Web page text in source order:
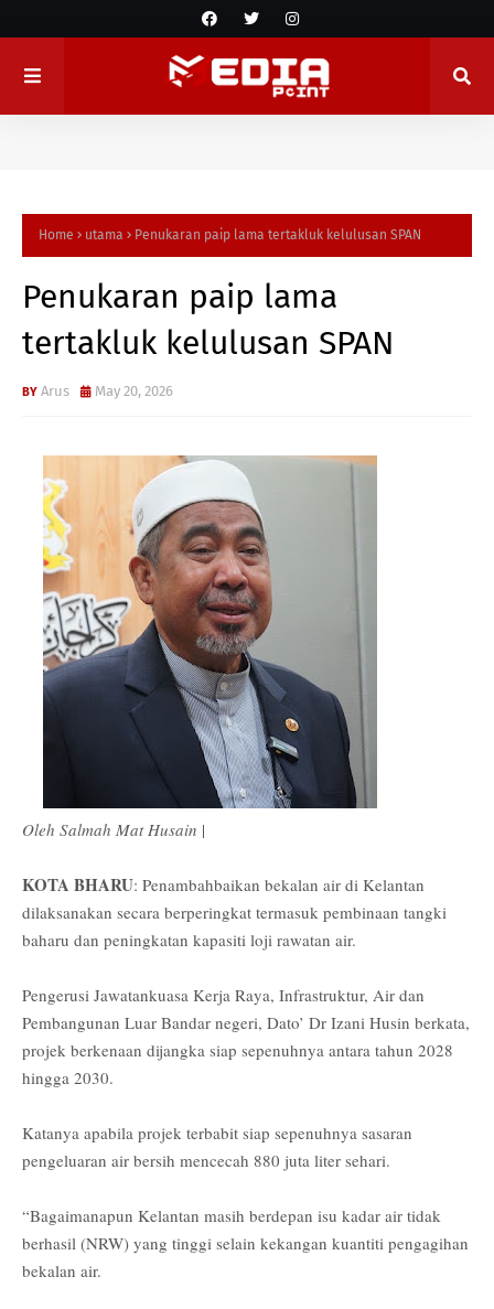
Home utama Penukaran paip lama tertakluk kelulusan SPAN
Penukaran paip lama
tertakluk kelulusan SPAN
Arus May 20, 2026
Oleh Salmah Mat Husain |
KOTA BHARU: Penambahbaikan bekalan air di Kelantan
dilaksanakan secara berperingkat termasuk pembinaan tangki
baharu dan peningkatan kapasiti loji rawatan air.
Pengerusi Jawatankuasa Kerja Raya, Infrastruktur, Air dan
Pembangunan Luar Bandar negeri, Dato’ Dr Izani Husin berkata,
projek berkenaan dijangka siap sepenuhnya antara tahun 2028
hingga 2030.
Katanya apabila projek terbabit siap sepenuhnya sasaran
pengeluaran air bersih mencecah 880 juta liter sehari.
“Bagaimanapun Kelantan masih berdepan isu kadar air tidak
berhasil (NRW) yang tinggi selain kekangan kuantiti pengagihan
bekalan air.